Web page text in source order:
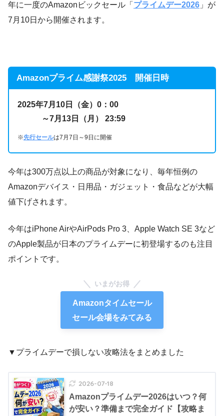
年に一度のAmazonビックセール「 プライムデー2026 」が
7月10日から開催されます。
Amazonプライム感謝祭2025 開催日時
2025年7月10日（金）0：00
～7月13日（月） 23:59
※先行セールは7月7日～9日に開催
今年は300万点以上の商品が対象になり、毎年恒例の
Amazonデバイス・日用品・ガジェット・食品などが大幅
値下げされます。
今年はiPhone AirやAirPods Pro 3、Apple Watch SE 3など
のApple製品が日本のプライムデーに初登場するのも注目
ポイントです。
いまがお得
Amazonタイムセール
セール会場をみてみる
▼プライムデーで損しない攻略法をまとめました
2026-07-18
Amazonプライムデー2026はいつ？何
が安い？準備まで完全ガイド【攻略ま